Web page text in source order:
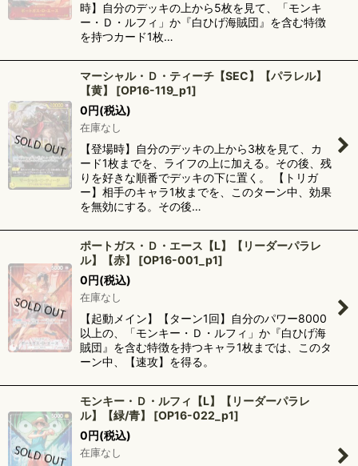
時】自分のデッキの上から5枚を見て、「モンキ
ー・Ｄ・ルフィ」か『白ひげ海賊団』を含む特徴
を持つカード1枚…
マーシャル・Ｄ・ティーチ【SEC】【パラレル】
【黄】
[OP16-119_p1]
0円(税込)
在庫なし
【登場時】自分のデッキの上から3枚を見て、カ
ード1枚までを、ライフの上に加える。その後、残
りを好きな順番でデッキの下に置く。 【トリガ
ー】相手のキャラ1枚までを、このターン中、効果
を無効にする。その後…
ポートガス・Ｄ・エース【L】【リーダーパラレ
ル】【赤】
[OP16-001_p1]
0円(税込)
在庫なし
【起動メイン】【ターン1回】自分のパワー8000
以上の、「モンキー・Ｄ・ルフィ」か『白ひげ海
賊団』を含む特徴を持つキャラ1枚までは、このタ
ーン中、【速攻】を得る。
モンキー・Ｄ・ルフィ【L】【リーダーパラレ
ル】【緑/青】
[OP16-022_p1]
0円(税込)
在庫なし